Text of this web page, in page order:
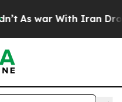
As war With Iran Drove